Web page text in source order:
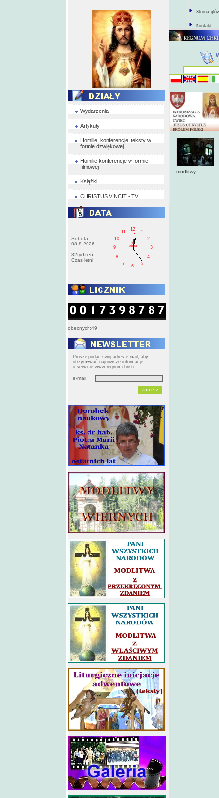
Wydarzenia
Artykuły
Homilie, konferencje, teksty w
formie dzwiękowej
Homilie konferencje w formie
filmowej
Książki
CHRISTUS VINCIT - TV
Sobota
08-8-2026
32tydzień
Czas letni
1
2
3
4
5
6
7
8
9
10
11
12
PM
sobota
obecnych:49
Proszę podać swój adres e-mail, aby
otrzymywać najnowsze informacje
o serwisie www.regnumchristi
e-mail
Strona
Kontakt
modlitwy